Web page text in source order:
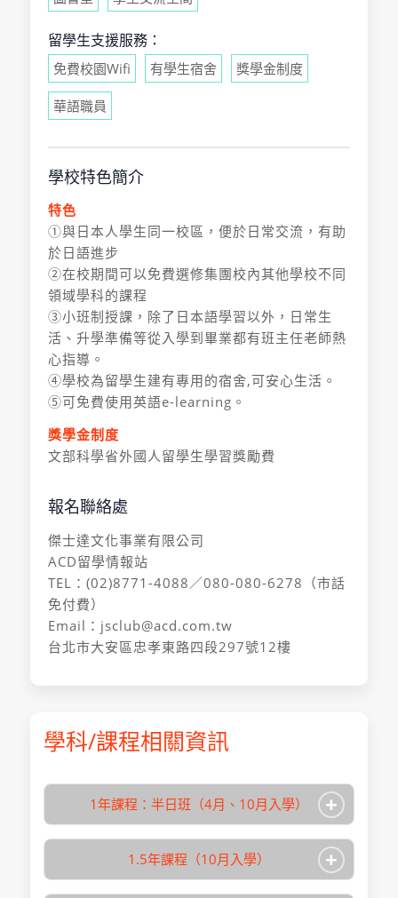
留學生支援服務：
免費校園Wifi 有學生宿舍 獎學金制度
華語職員
學校特色簡介
特色
①與日本人學生同一校區，便於日常交流，有助
於日語進步
②在校期間可以免費選修集團校內其他學校不同
領域學科的課程
③小班制授課，除了日本語學習以外，日常生
活、升學準備等從入學到畢業都有班主任老師熱
心指導。
④學校為留學生建有專用的宿舍,可安心生活。
⑤可免費使用英語e-learning。
獎學金制度
文部科學省外國人留學生學習獎勵費
報名聯絡處
傑士達文化事業有限公司
ACD留學情報站
TEL：(02)8771-4088／080-080-6278（市話
免付費）
Email：jsclub@acd.com.tw
台北市大安區忠孝東路四段297號12樓
學科/課程相關資訊
1年課程：半日班（4月、10月入學） +
1.5年課程（10月入學） +